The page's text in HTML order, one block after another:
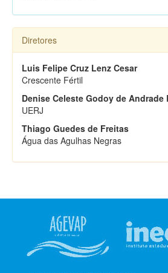
Diretores
Luis Felipe Cruz Lenz Cesar
Crescente Fértil
Denise Celeste Godoy de Andrade
UERJ
Thiago Guedes de Freitas
Água das Agulhas Negras